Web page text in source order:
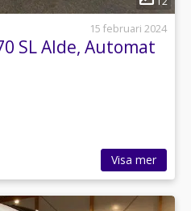
15 februari 2024
SL Alde, Automat
Visa mer